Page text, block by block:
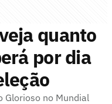
quanto
por dia
Glorioso no Mundial